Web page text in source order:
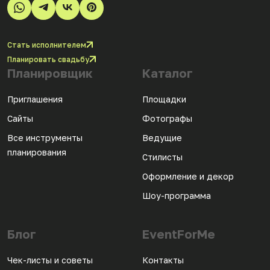
Стать исполнителем
Планировать свадьбу
Планировщик
Приглашения
Сайты
Все инструменты
планирования
Каталог
Площадки
Фотографы
Ведущие
Стилисты
Оформление и декор
Шоу-программа
Блог
Чек-листы и советы
EventForMe
Контакты